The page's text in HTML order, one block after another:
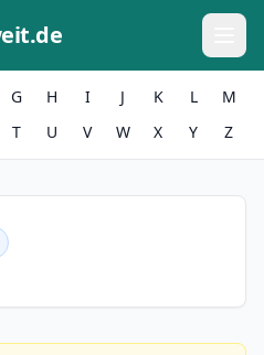
G H I J K L
M
T U V W X Y Z